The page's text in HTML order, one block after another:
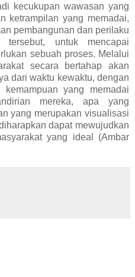
kecukupan wawasan yang
ketrampilan yang memadai,
pembangunan dan perilaku
tersebut, untuk mencapai
sebuah proses. Melalui
secara bertahap akan
dari waktu kewaktu, dengan
yang memadai
mereka, apa yang
yang merupakan visualisasi
dapat mewujudkan
yang ideal (Ambar